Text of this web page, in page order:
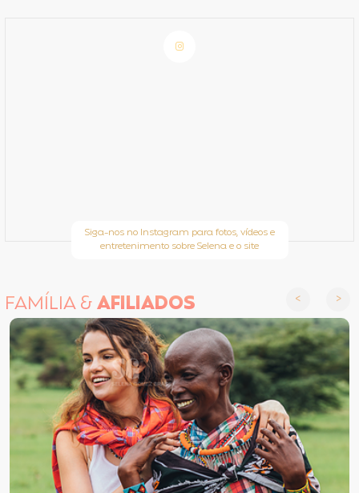
Siga-nos no Instagram para fotos, vídeos e
entretenimento sobre Selena e o site
FAMÍLIA &AFILIADOS